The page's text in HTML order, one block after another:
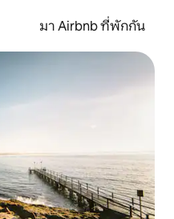
มา Airbnb ที่พักกัน